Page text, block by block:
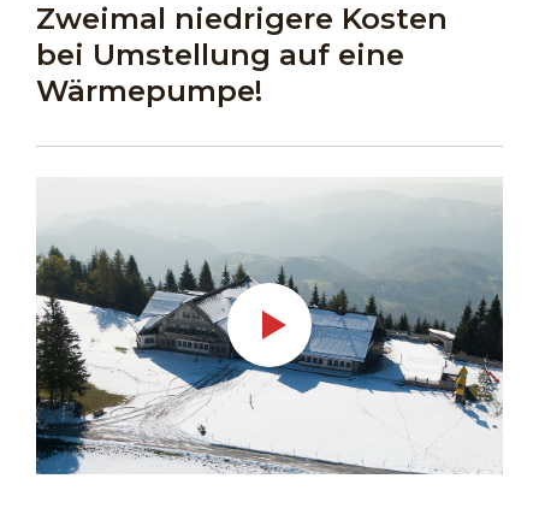
Zweimal niedrigere Kosten
bei Umstellung auf eine
Wärmepumpe!